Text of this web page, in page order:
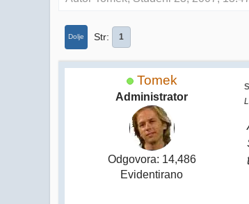
Dolje Str 1
Tomek
Administrator
Odgovora: 14,486
Evidentirano